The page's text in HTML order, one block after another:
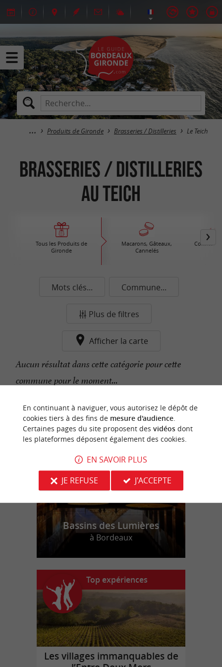
Produits de Gironde Brasseries / Distilleries Le Teich
Brasseries / Distilleries
au Teich
Tous les Produits de
Gironde
Macarons, Gâteaux,
Cannelés
Confiture
Mots clés... Commune...
Plus de filtres
Afficher la carte
Aucun résultat dans cette catégorie pour cette
commune pour le moment...
n
o
t
r
e
c
o
u
p
d
e
c
o
e
u
r
Bassins des Lumières
à Bordeaux
Top expériences
Les villages immanquables de
En continuant à naviguer, vous autorisez le dépôt de
cookies tiers à des fins de mesure d'audience.
Certaines pages du site proposent des vidéosdont
les plateformes déposent également des cookies.
EN SAVOIR PLUS
JE REFUSE
J'ACCEPTE